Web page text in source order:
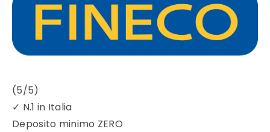
(5/5)
✓ N.1 in Italia
Deposito minimo ZERO